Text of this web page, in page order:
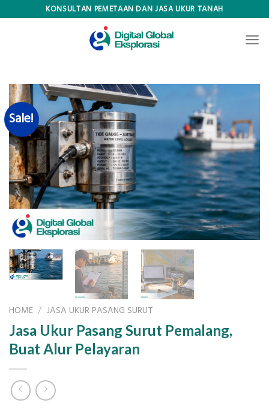
KONSULTAN PEMETAAN DAN JASA UKUR TANAH
Sale!
HOME / JASA UKUR PASANG SURUT
Jasa Ukur Pasang Surut Pemalang,
Buat Alur Pelayaran